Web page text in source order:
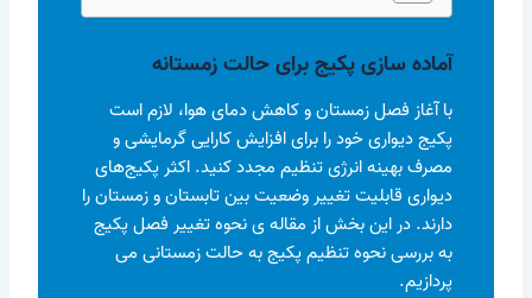
آماده سازی پکیج ‎برای حالت زمستانه
با آغاز فصل زمستان و کاهش دمای هوا، لازم است
پکیج دیواری خود را برای افزایش کارایی گرمایشی و
مصرف بهینه انرژی تنظیم مجدد کنید. اکثر پکیج‌های
دیواری قابلیت تغییر وضعیت بین تابستان و زمستان را
دارند. در این بخش از مقاله ی نحوه تغییر فصل پکیج
به بررسی نحوه تنظیم پکیج به حالت زمستانی می
پردازیم.